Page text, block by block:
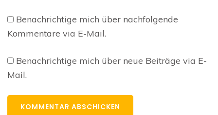
Benachrichtige mich über nachfolgende
Kommentare via E-Mail.
Benachrichtige mich über neue Beiträge via E-
Mail.